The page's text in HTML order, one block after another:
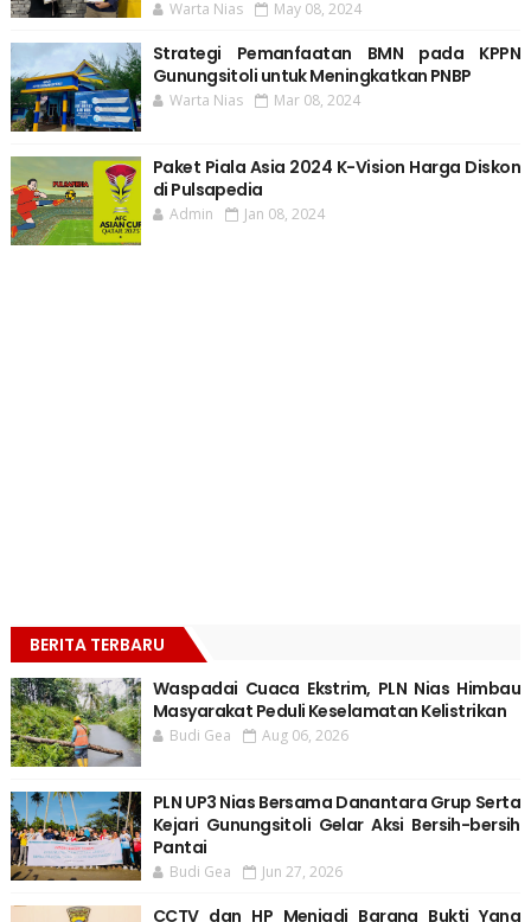
Warta Nias May 08, 2024
Strategi Pemanfaatan BMN pada KPPN
Gunungsitoli untuk Meningkatkan PNBP
Warta Nias Mar 08, 2024
Paket Piala Asia 2024 K-Vision Harga Diskon
di Pulsapedia
Admin Jan 08, 2024
BERITA TERBARU
Waspadai Cuaca Ekstrim, PLN Nias Himbau
Masyarakat Peduli Keselamatan Kelistrikan
Budi Gea Aug 06, 2026
PLN UP3 Nias Bersama Danantara Grup Serta
Kejari Gunungsitoli Gelar Aksi Bersih-bersih
Pantai
Budi Gea Jun 27, 2026
CCTV dan HP Menjadi Barang Bukti Yang